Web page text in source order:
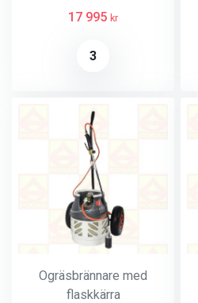
17 995 kr
3
Ogräsbrännare med
flaskkärra